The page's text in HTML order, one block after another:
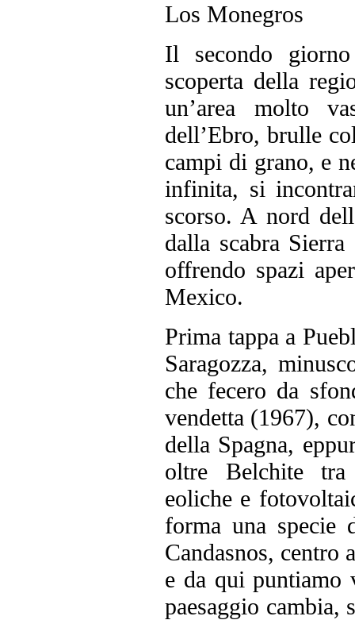
Los Monegros
Il secondo
scoperta della
un’area molto
dell’Ebro, brulle
campi di grano, e
infinita, si
scorso. A nord
dalla scabra
offrendo spazi
Mexico.
Prima tappa a
Saragozza,
che fecero da
vendetta (1967),
della Spagna,
oltre Belchite tra
eoliche e
forma una specie
Candasnos, centro
e da qui puntiamo
paesaggio cambia,